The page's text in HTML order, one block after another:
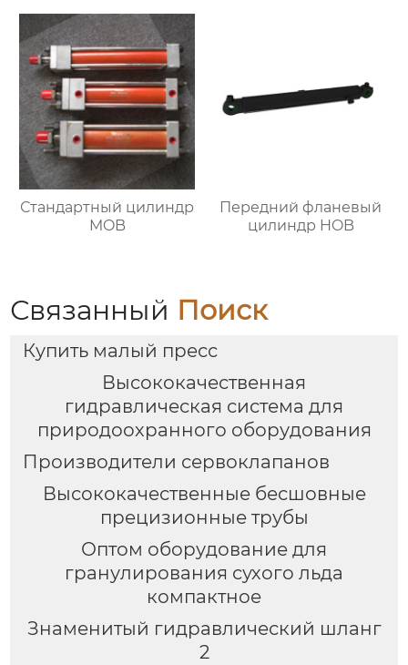
Стандартный цилиндр
MOB
Передний фланевый
цилиндр HOB
Связанный Поиск
Купить малый пресс
Высококачественная
гидравлическая система для
природоохранного оборудования
Производители сервоклапанов
Высококачественные бесшовные
прецизионные трубы
Оптом оборудование для
гранулирования сухого льда
компактное
Знаменитый гидравлический шланг
2